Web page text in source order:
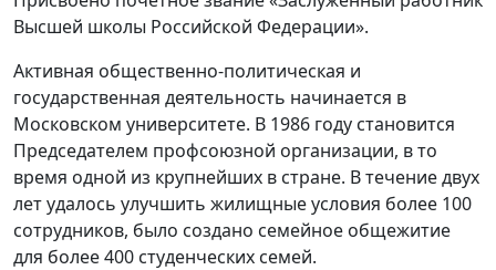
Высшей школы Российской Федерации».
Активная общественно-политическая и
государственная деятельность начинается в
Московском университете. В 1986 году становится
Председателем профсоюзной организации, в то
время одной из крупнейших в стране. В течение двух
лет удалось улучшить жилищные условия более 100
сотрудников, было создано семейное общежитие
для более 400 студенческих семей.